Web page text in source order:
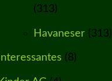
(313)
Havaneser (313)
Interessantes (8)